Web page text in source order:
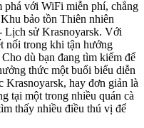
phá với WiFi miễn phí, chẳng
bảo tồn Thiên nhiên
Lịch sử Krasnoyarsk. Với
nối trong khi tận hưởng
dù bạn đang tìm kiếm để
thức một buổi biểu diễn
Krasnoyarsk, hay đơn giản là
tại một trong nhiều quán cà
thấy nhiều điều thú vị để